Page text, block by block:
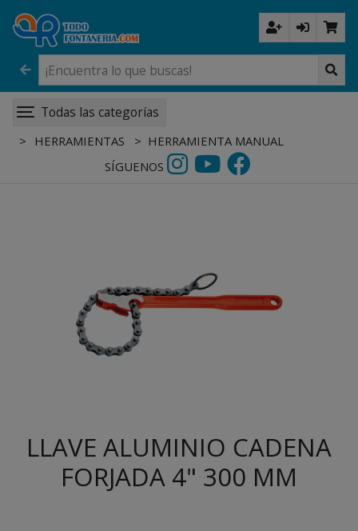
Todas las categorías
HERRAMIENTAS
HERRAMIENTA MANUAL
SÍGUENOS
LLAVE ALUMINIO CADENA
FORJADA 4" 300 MM